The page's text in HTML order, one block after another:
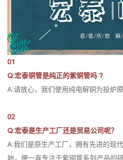
01
Q:宏泰铜管是纯正的紫铜管吗 ?
A:请放心，我们使用纯电解铜为投炉原
02
Q:宏泰是生产工厂还是贸易公司呢？
A:我们是原生产工厂，拥有先进的现